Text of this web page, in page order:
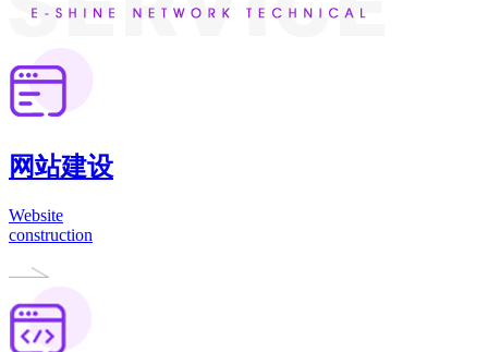
网站建设
Website
construction